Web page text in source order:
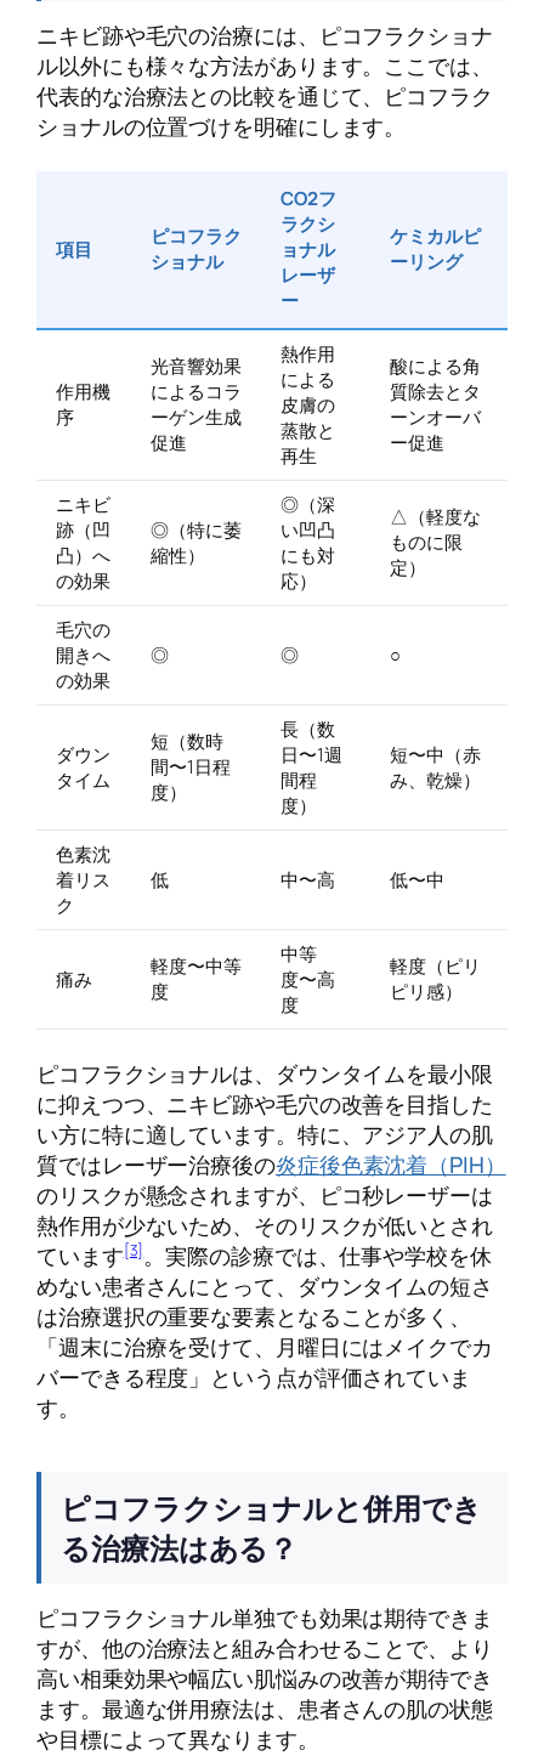
ニキビ跡や毛穴の治療には、ピコフラクショナ
ル以外にも様々な方法があります。ここでは、
代表的な治療法との比較を通じて、ピコフラク
ショナルの位置づけを明確にします。
項目
ピコフラク
ショナル
CO2フ
ラクシ
ョナル
レーザ
ー
ケミカルピ
ーリング
作用機
序
光音響効果
によるコラ
ーゲン生成
促進
熱作用
による
皮膚の
蒸散と
再生
酸による角
質除去とタ
ーンオーバ
ー促進
ニキビ
跡（凹
凸）へ
の効果
◎（特に萎
縮性）
◎（深
い凹凸
にも対
応）
△（軽度な
ものに限
定）
毛穴の
開きへ
の効果
◎ ◎ ○
ダウン
タイム
短（数時
間〜1日程
度）
長（数
日〜1週
間程
度）
短〜中（赤
み、乾燥）
色素沈
着リス
ク
低 中〜高 低〜中
痛み
軽度〜中等
度
中等
度〜高
度
軽度（ピリ
ピリ感）
ピコフラクショナルは、ダウンタイムを最小限
に抑えつつ、ニキビ跡や毛穴の改善を目指した
い方に特に適しています。特に、アジア人の肌
質ではレーザー治療後の炎症後色素沈着（PIH）
のリスクが懸念されますが、ピコ秒レーザーは
熱作用が少ないため、そのリスクが低いとされ
ています[3]。実際の診療では、仕事や学校を休
めない患者さんにとって、ダウンタイムの短さ
は治療選択の重要な要素となることが多く、
「週末に治療を受けて、月曜日にはメイクでカ
バーできる程度」という点が評価されていま
す。
ピコフラクショナルと併用でき
る治療法はある？
ピコフラクショナル単独でも効果は期待できま
すが、他の治療法と組み合わせることで、より
高い相乗効果や幅広い肌悩みの改善が期待でき
ます。最適な併用療法は、患者さんの肌の状態
や目標によって異なります。